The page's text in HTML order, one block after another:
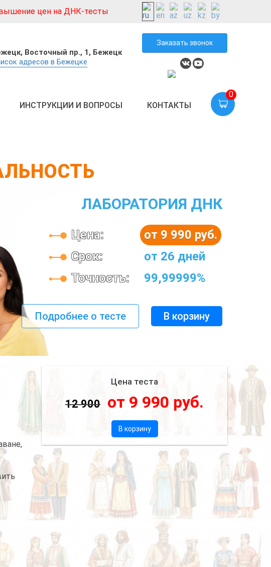
цен на ДНК-тесты
Восточный пр., 1, Бежецк
адресов в Бежецке
Заказать звонок
ИНСТРУКЦИИ И ВОПРОСЫ КОНТАКТЫ
0
ЛАБОРАТОРИЯ ДНК
Цена:
от 9 990 руб.
Срок:
от 26 дней
Точность:
99,99999%
Подробнее о тесте В корзину
Цена теста
12 900 от 9 990 руб.
В корзину